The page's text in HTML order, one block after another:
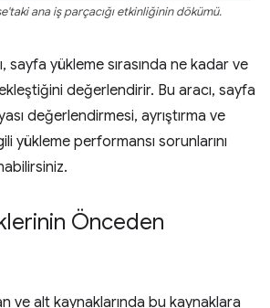
ana iş parçacığı etkinliğinin dökümü.
sayfa yükleme sırasında ne kadar ve
değerlendirir. Bu aracı, sayfa
değerlendirmesi, ayrıştırma ve
yükleme performansı sorunlarını
Önceden
ve alt kaynaklarında bu kaynaklara